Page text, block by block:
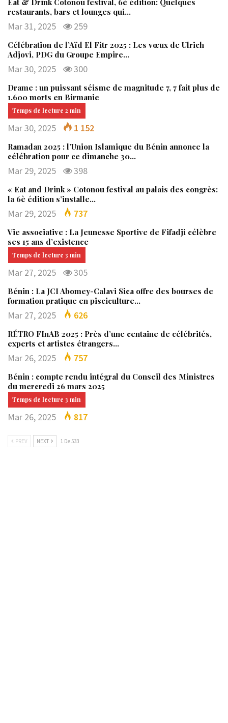
Eat & Drink Cotonou festival, 6è édition: Quelques
restaurants, bars et lounges qui…
Mar 31, 2025 259
Célébration de l’Aïd El Fitr 2025 : Les vœux de Ulrich
Adjovi, PDG du Groupe Empire…
Mar 30, 2025 300
Drame : un puissant séisme de magnitude 7, 7 fait plus de
1.600 morts en Birmanie
Mar 30, 2025 1 152
Ramadan 2025 : l’Union Islamique du Bénin annonce la
célébration pour ce dimanche 30…
Mar 29, 2025 398
« Eat and Drink » Cotonou festival au palais des congrès:
la 6è édition s’installe…
Mar 29, 2025 737
Vie associative : La Jeunesse Sportive de Fifadji célèbre
ses 15 ans d’existence
Mar 27, 2025 305
Bénin : La JCI Abomey-Calavi Sica offre des bourses de
formation pratique en pisciculture…
Mar 27, 2025 626
RÉTRO FInAB 2025 : Près d’une centaine de célébrités,
experts et artistes étrangers…
Mar 26, 2025 757
Bénin : compte rendu intégral du Conseil des Ministres
du mercredi 26 mars 2025
Mar 26, 2025 817
PREV NEXT 1 De 533